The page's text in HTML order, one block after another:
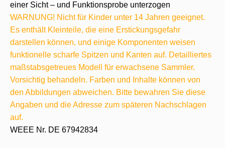
einer Sicht – und Funktionsprobe unterzogen
WARNUNG! Nicht für Kinder unter 14 Jahren geeignet.
Es enthält Kleinteile, die eine Erstickungsgefahr
darstellen können, und einige Komponenten weisen
funktionelle scharfe Spitzen und Kanten auf. Detailliertes
maßstabsgetreues Modell für erwachsene Sammler.
Vorsichtig behandeln. Farben und Inhalte können von
den Abbildungen abweichen. Bitte bewahren Sie diese
Angaben und die Adresse zum späteren Nachschlagen
auf.
WEEE Nr. DE 67942834